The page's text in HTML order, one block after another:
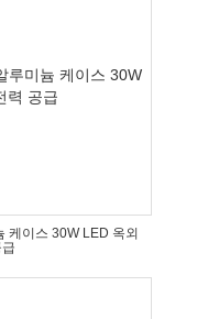
케이스 30W LED 옥외